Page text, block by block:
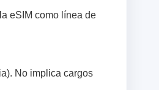
eSIM como línea de
No implica cargos